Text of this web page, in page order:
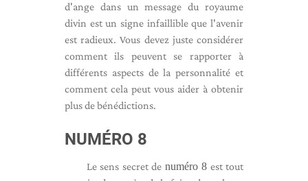
d'ange dans un message du royaume
divin est un signe infaillible que l'avenir
est radieux. Vous devez juste considérer
comment ils peuvent se rapporter à
différents aspects de la personnalité et
comment cela peut vous aider à obtenir
plus de bénédictions.
NUMÉRO 8
Le sens secret de numéro 8 est tout